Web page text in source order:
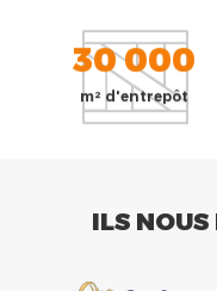
30 000
m² d'entrepôt
ILS